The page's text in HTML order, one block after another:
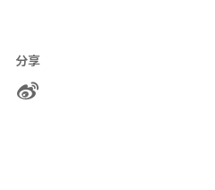
分享